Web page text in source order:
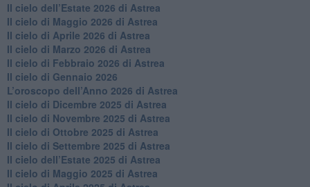
​Il cielo dell’Estate 2026 di Astrea
​Il cielo di Maggio 2026 di Astrea
​Il cielo di Aprile 2026 di Astrea
​Il cielo di Marzo 2026 di Astrea
​Il cielo di Febbraio 2026 di Astrea
Il cielo di Gennaio 2026
​L’oroscopo dell’Anno 2026 di Astrea
​Il cielo di Dicembre 2025 di Astrea
​Il cielo di Novembre 2025 di Astrea
​Il cielo di Ottobre 2025 di Astrea
Il cielo di Settembre 2025 di Astrea
Il cielo dell’Estate 2025 di Astrea
​Il cielo di Maggio 2025 di Astrea